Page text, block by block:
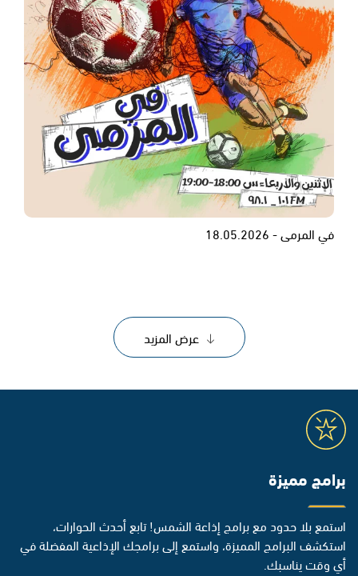
في المرمى - 18.05.2026
عرض المزيد
برامج مميزة
استمع بلا حدود مع برامج إذاعة الشمس! تابع أحدث الحوارات،
استكشف البرامج المميزة، واستمع إلى برامجك الإذاعية المفضلة في
أي وقت يناسبك.